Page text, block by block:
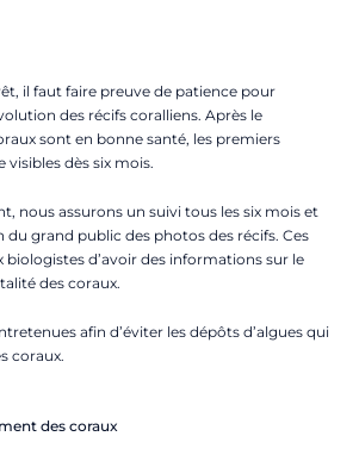
il faut faire preuve de patience pour
des récifs coralliens. Après le
sont en bonne santé, les premiers
dès six mois.
nous assurons un suivi tous les six mois et
grand public des photos des récifs. Ces
d’avoir des informations sur le
des coraux.
afin d’éviter les dépôts d’algues qui
coraux.
des coraux